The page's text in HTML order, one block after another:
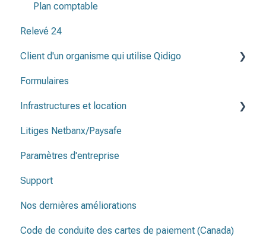
Plan comptable
Relevé 24
Client d'un organisme qui utilise Qidigo
Relevé 24
Formulaires
Infrastructures et location
Infrastructure et et emplacements
Contrat de location
Litiges Netbanx/Paysafe
Paramètres d'entreprise
Support
Nos dernières améliorations
Code de conduite des cartes de paiement (Canada)